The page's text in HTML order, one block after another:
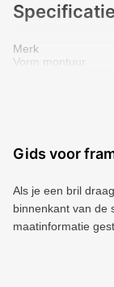
Merk
Vorm montuur
Gids voor
Als je een bril
binnenkant van de
maatinformatie